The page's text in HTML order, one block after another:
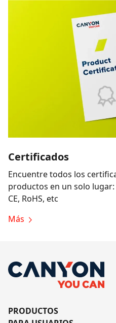
Certificados
Encuentre todos los
productos en un solo
CE, RoHS, etc
Más
PRODUCTOS